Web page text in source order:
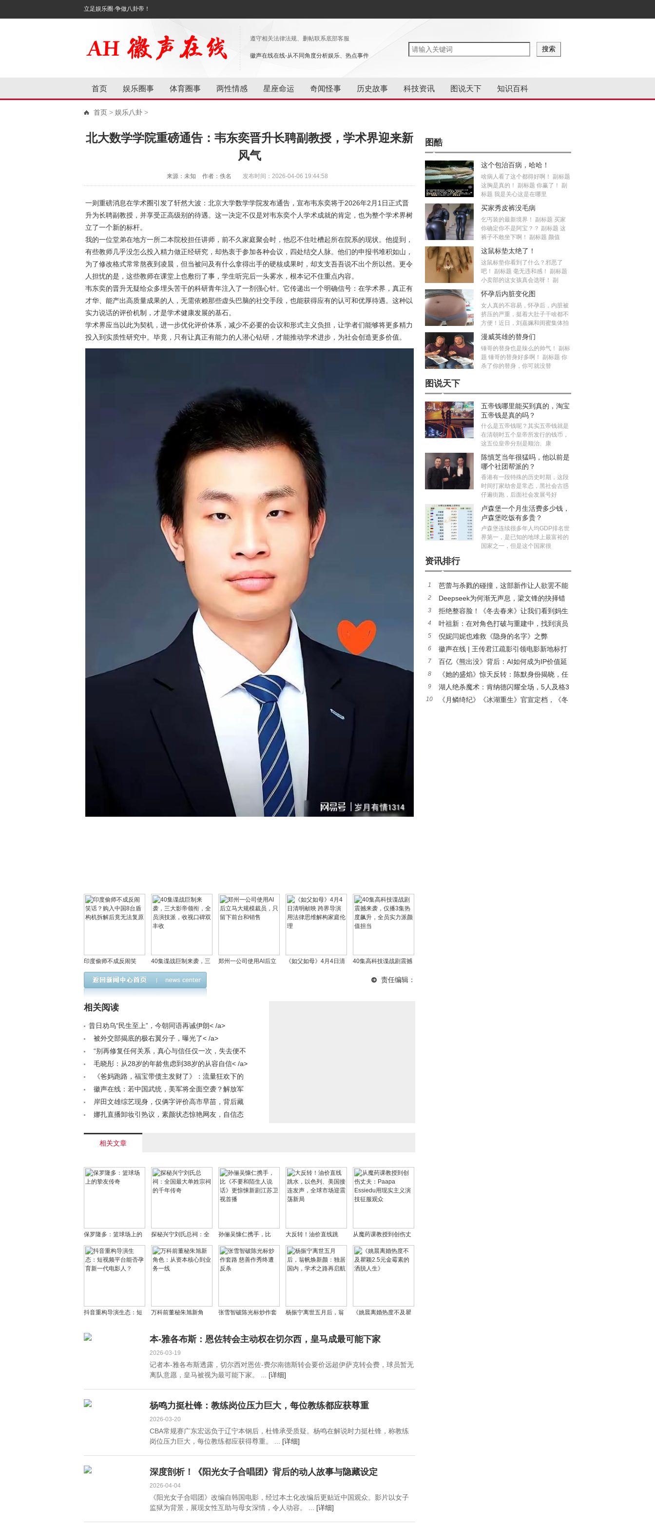
立足娱乐圈·争做八卦帝！
遵守相关法律法规、删帖联系底部客服
徽声在线在线-从不同角度分析娱乐、热点事件
首页 娱乐圈事 体育圈事 两性情感 星座命运 奇闻怪事 历史故事 科技资讯 图说天下 知识百科
首页 > 娱乐八卦 >
北大数学学院重磅通告：韦东奕晋升长聘副教授，学术界迎来新
风气
来源：未知 作者：佚名 发布时间：2026-04-06 19:44:58
一则重磅消息在学术圈引发了轩然大波：北京大学数学学院发布通告，宣布韦东奕将于2026年2月1日正式晋
升为长聘副教授，并享受正高级别的待遇。这一决定不仅是对韦东奕个人学术成就的肯定，也为整个学术界树
立了一个新的标杆。
​我的一位堂弟在地方一所二本院校担任讲师，前不久家庭聚会时，他忍不住吐槽起所在院系的现状。他提到，
有些教师几乎没怎么投入精力做正经研究，却热衷于参加各种会议，四处结交人脉。他们的申报书堆积如山，
为了修改格式常常熬夜到凌晨，但当被问及有什么拿得出手的硬核成果时，却支支吾吾说不出个所以然。更令
人担忧的是，这些教师在课堂上也敷衍了事，学生听完后一头雾水，根本记不住重点内容。
​韦东奕的晋升无疑给众多埋头苦干的科研青年注入了一剂强心针。它传递出一个明确信号：在学术界，真正有
才华、能产出高质量成果的人，无需依赖那些虚头巴脑的社交手段，也能获得应有的认可和优厚待遇。这种以
实力说话的评价机制，才是学术健康发展的基石。
​学术界应当以此为契机，进一步优化评价体系，减少不必要的会议和形式主义负担，让学者们能够将更多精力
投入到实质性研究中。毕竟，只有让真正有能力的人潜心钻研，才能推动学术进步，为社会创造更多价值。
印度偷师不成反闹笑
话？购入中国8台盾构机
拆解后竟无法复原
40集谍战巨制来袭，三
大影帝领衔，全员演技
郑州一公司使用AI后立
《如父如母》4月4日清
40集高科技谍战剧震撼
升，全员实力派颜值担
责任编辑：
相关阅读
昔日劝乌“民生至上”，今朝同语再诫伊朗< /a>
被外交部揭底的极右翼分子，曝光了< /a>
“别再修复任何关系，真心与信任仅一次，失去便不
再回头”< /a>
毛晓彤：从28岁的年龄焦虑到38岁的从容自信< /a>
《爸妈跑路，福宝带债主发财了》：流量狂欢下的
现实责任拷问｜深度剧评< /a>
徽声在线：若中国武统，美军将全面空袭？解放军
迎战底气何在？< /a>
岸田文雄综艺现身，仅俩字评价高市早苗，背后藏
何玄机？< /a>
娜扎直播卸妆引热议，素颜状态惊艳网友，自信态
相关文章
保罗隆多：篮球场上的
挚友传奇
探秘兴宁刘氏总祠：全
国最大单姓宗祠的千年
传奇
孙俪吴慷仁携手，比
《不要和陌生人说话》
更惊悚新剧江苏卫视首
播
大反转！油价直线跳
水，以色列、美国接连
发声，全球市场迎震荡
新局
从魔药课教授到创伤丈
夫：Paapa Essiedu用
现实主义演技征服观众
抖音重构导演生态：短
代电影人？
万科前董秘朱旭新角
一线
张雪智破陈光标炒作套
杨振宁离世五月后，翁
学术之路再启航
《姚晨离婚热度不及瞿
生》
本-雅各布斯：恩佐转会主动权在切尔西，皇马成最可能下家
2026-03-19
记者本-雅各布斯透露，切尔西对恩佐-费尔南德斯转会要价远超伊萨克转会费，球员暂无
离队意愿，皇马被视为最可能下家。 ... [详细]
杨鸣力挺杜锋：教练岗位压力巨大，每位教练都应获尊重
2026-03-20
CBA常规赛广东宏远负于辽宁本钢后，杜锋承受质疑。杨鸣在解说时力挺杜锋，称教练
岗位压力巨大，每位教练都应获得尊重。 ... [详细]
深度剖析！《阳光女子合唱团》背后的动人故事与隐藏设定
2026-04-04
《阳光女子合唱团》改编自韩国电影，经过本土化改编后更贴近中国观众。影片以女子
监狱为背景，展现女性互助与母女深情，令人动容。 ... [详细]
图酷
这个包治百病，哈哈！
啥病人看了这个都得好啊！ 副标题
这胸是真的！ 副标题 你赢了！ 副
标题 我是关心这是在哪里
买家秀皮裤没毛病
乞丐装的最新境界！ 副标题 买家
你确定你不是阿宝？？ 副标题 这
裤子不敢坐下啊！ 副标题 颜值
这鼠标垫太绝了！
这鼠标垫你看到了什么？邪恶了
吧！ 副标题 毫无违和感！ 副标题
小卖部的这女孩真会选呀！ 副
怀孕后内脏变化图
女人真的不容易，怀孕后，内脏被
挤压的严重，挺着大肚子干啥都不
方便！近日，刘嘉姵和闺蜜集体拍
漫威英雄的替身们
锤哥的替身也是辣么的帅气！ 副标
题 锤哥的替身好多啊！ 副标题 你
杀了你的替身，你可就没替
图说天下
五帝钱哪里能买到真的，淘宝
五帝钱是真的吗？
什么是五帝钱呢？其实五帝钱就是
在清朝时五个皇帝所发行的钱币，
这五位皇帝分别是顺治、康
陈慎芝当年很猛吗，他以前是
哪个社团帮派的？
香港有一段特殊的历史时期，这段
时间打家劫舍是常态，黑社会古惑
仔遍街跑，后面社会发展号好
卢森堡一个月生活费多少钱，
卢森堡吃饭有多贵？
卢森堡连续很多年人均GDP排名世
界第一，是已知的地球上最富裕的
国家之一，但是这个国家很
资讯排行
1 芭蕾与杀戮的碰撞，这部新作让人欲罢不能
2
Deepseek为何渐无声息，梁文锋的抉择错
失发展良机？
3
拒绝整容脸！《冬去春来》让我们看到妈生
脸在年代剧中的高级魅力
4
叶祖新：在对角色打破与重建中，找到演员
的质感丨对话
5 倪妮闫妮也难救《隐身的名字》之弊
6
徽声在线 | 王传君江疏影引领电影新地标打
卡热潮
7
百亿《熊出没》背后：AI如何成为IP价值延
伸的“放大器”?
8
《她的盛焰》惊天反转：陈默身份揭晓，任
静投靠饶雨瓷竟藏十年布局
9
湖人绝杀魔术：肯纳德闪耀全场，5人及格3
人低迷
10
《月鳞绮纪》《冰湖重生》官宣定档，《冬